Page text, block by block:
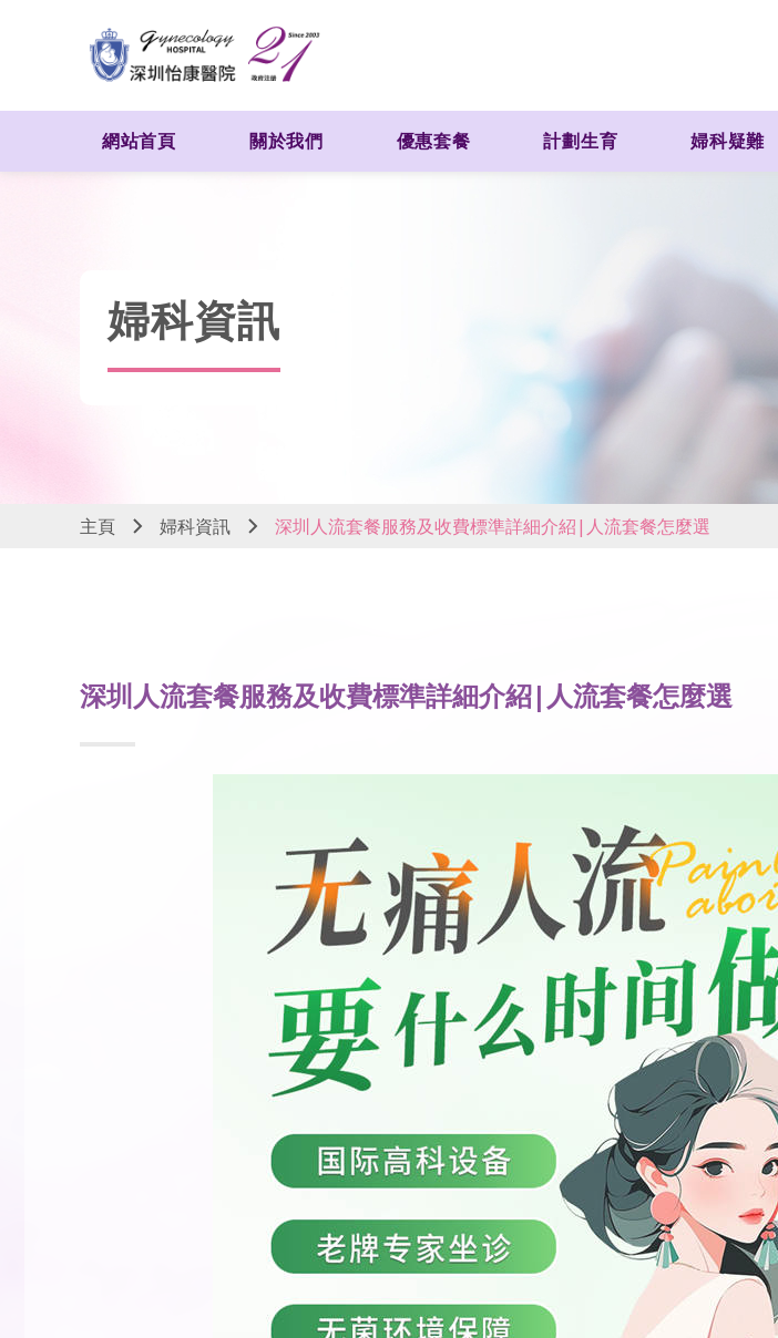
網站首頁 關於我們 優惠套餐 計劃生育 婦科疑難
婦科資訊
主頁 婦科資訊 深圳人流套餐服務及收費標準詳細介紹|人流套餐怎麼選
深圳人流套餐服務及收費標準詳細介紹|人流套餐怎麼選